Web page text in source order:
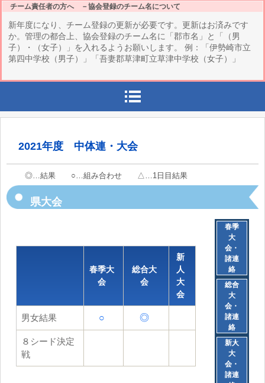
チーム責任者の方へ －協会登録のチーム名について
新年度になり、チーム登録の更新が必要です。更新はお済みです
か。管理の都合上、協会登録のチーム名に「郡市名」と「（男
子）・（女子）」を入れるようお願いします。 例：「伊勢崎市立
第四中学校（男子）」「吾妻郡草津町立草津中学校（女子）」
2021年度 中体連・大会
◎…結果 ○…組み合わせ △…1日目結果
県大会
春季大
会
総合大
会
新
人
大
会
男女結果 ○ ◎
８シード決定
戦
春季
大
会・
諸連
絡
総合
大
会・
諸連
絡
新人
大
会・
諸連